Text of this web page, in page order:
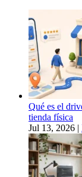
Qué es el
tienda física
Jul 13, 2026 |